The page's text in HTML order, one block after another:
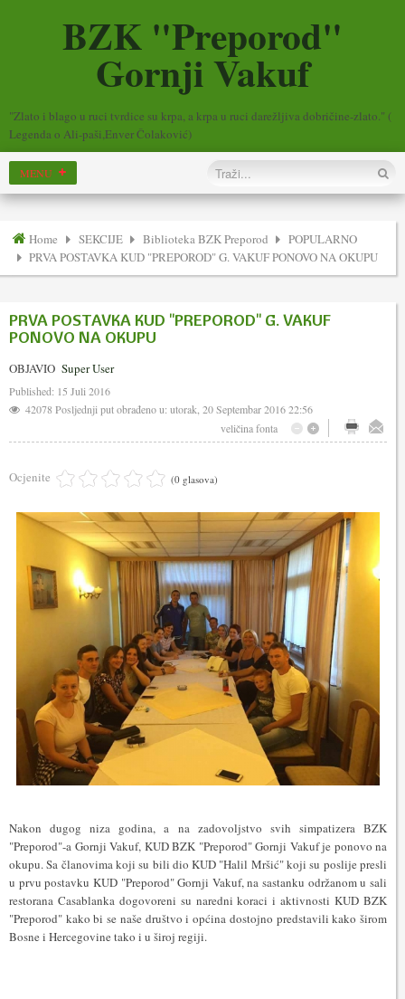
BZK "Preporod"
Gornji Vakuf
"Zlato i blago u ruci tvrdice su krpa, a krpa u ruci darežljiva dobričine-zlato." (
Legenda o Ali-paši,Enver Čolaković)
Home SEKCIJE Biblioteka BZK Preporod
POPULARNO
PRVA POSTAVKA KUD "PREPOROD" G. VAKUF PONOVO NA OKUPU
PRVA POSTAVKA KUD "PREPOROD" G. VAKUF
PONOVO NA OKUPU
OBJAVIO Super User
Published: 15 Juli 2016
42078 Posljednji put obrađeno u: utorak, 20 Septembar 2016 22:56
veličina fonta
Ocjenite (0 glasova)
Nakon dugog niza godina, a na zadovoljstvo svih simpatizera BZK
"Preporod"-a Gornji Vakuf, KUD BZK "Preporod" Gornji Vakuf je ponovo na
okupu. Sa članovima koji su bili dio KUD "Halil Mršić" koji su poslije presli
u prvu postavku KUD "Preporod" Gornji Vakuf, na sastanku održanom u sali
restorana Casablanka dogovoreni su naredni koraci i aktivnosti KUD BZK
"Preporod" kako bi se naše društvo i općina dostojno predstavili kako širom
Bosne i Hercegovine tako i u široj regiji.